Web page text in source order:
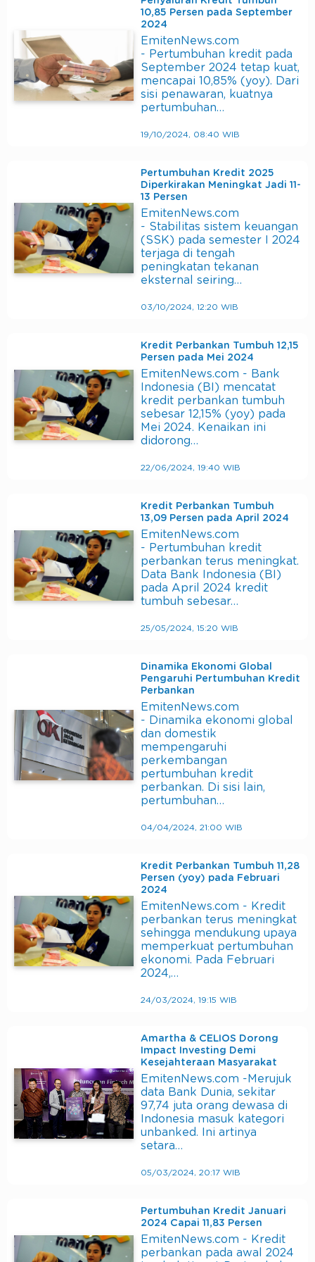
10,85 Persen pada September
2024
EmitenNews.com
- Pertumbuhan kredit pada
September 2024 tetap kuat,
mencapai 10,85% (yoy). Dari
sisi penawaran, kuatnya
pertumbuhan…
19/10/2024, 08:40 WIB
Pertumbuhan Kredit 2025
Diperkirakan Meningkat Jadi 11-
13 Persen
EmitenNews.com
- Stabilitas sistem keuangan
(SSK) pada semester I 2024
terjaga di tengah
peningkatan tekanan
eksternal seiring…
03/10/2024, 12:20 WIB
Kredit Perbankan Tumbuh 12,15
Persen pada Mei 2024
EmitenNews.com - Bank
Indonesia (BI) mencatat
kredit perbankan tumbuh
sebesar 12,15% (yoy) pada
Mei 2024. Kenaikan ini
didorong…
22/06/2024, 19:40 WIB
Kredit Perbankan Tumbuh
13,09 Persen pada April 2024
EmitenNews.com
- Pertumbuhan kredit
perbankan terus meningkat.
Data Bank Indonesia (BI)
pada April 2024 kredit
tumbuh sebesar…
25/05/2024, 15:20 WIB
Dinamika Ekonomi Global
Pengaruhi Pertumbuhan Kredit
Perbankan
EmitenNews.com
- Dinamika ekonomi global
dan domestik
mempengaruhi
perkembangan
pertumbuhan kredit
perbankan. Di sisi lain,
pertumbuhan…
04/04/2024, 21:00 WIB
Kredit Perbankan Tumbuh 11,28
Persen (yoy) pada Februari
2024
EmitenNews.com - Kredit
perbankan terus meningkat
sehingga mendukung upaya
memperkuat pertumbuhan
ekonomi. Pada Februari
2024,…
24/03/2024, 19:15 WIB
Amartha & CELIOS Dorong
Impact Investing Demi
Kesejahteraan Masyarakat
EmitenNews.com -Merujuk
data Bank Dunia, sekitar
97,74 juta orang dewasa di
Indonesia masuk kategori
unbanked. Ini artinya
setara…
05/03/2024, 20:17 WIB
Pertumbuhan Kredit Januari
2024 Capai 11,83 Persen
EmitenNews.com - Kredit
perbankan pada awal 2024